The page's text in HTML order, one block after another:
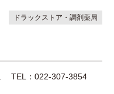
ドラックストア・調剤薬局
TEL：022-307-3854